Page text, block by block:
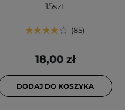
15szt
85
18,00 zł
DODAJ DO KOSZYKA